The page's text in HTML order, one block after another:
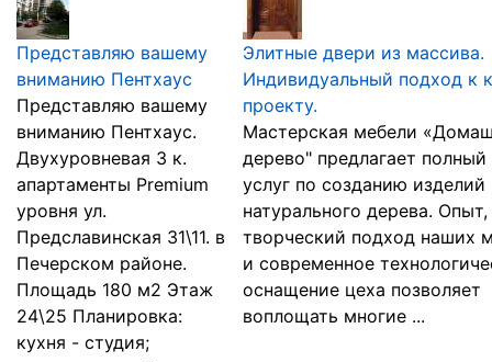
Представляю вашему
вниманию Пентхаус
Представляю вашему
вниманию Пентхаус.
Двухуровневая 3 к.
апартаменты Premium
уровня ул.
Предславинская 31\11. в
Печерском районе.
Площадь 180 м2 Этаж
24\25 Планировка:
кухня - студия;
Элитные двери из массива.
Индивидуальный подход к
проекту.
Мастерская мебели
дерево" предлагает полный
услуг по созданию изделий
натурального дерева.
творческий подход наших
и современное
оснащение цеха позволяет
воплощать многие ...